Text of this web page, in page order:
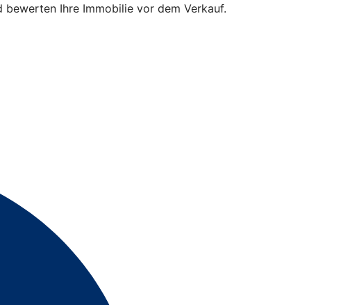
Ihre Immobilie vor dem Verkauf.